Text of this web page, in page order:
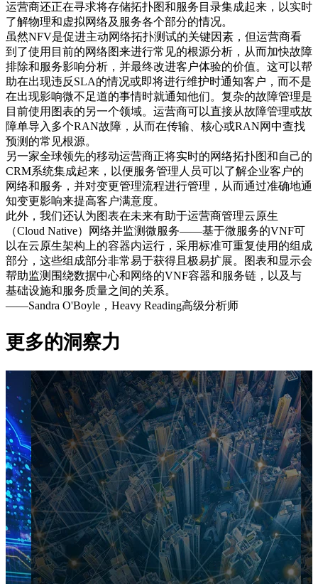
运营商还正在寻求将存储拓扑图和服务目录集成起来，以实时
了解物理和虚拟网络及服务各个部分的情况。
虽然NFV是促进主动网络拓扑测试的关键因素，但运营商看
到了使用目前的网络图来进行常见的根源分析，从而加快故障
排除和服务影响分析，并最终改进客户体验的价值。这可以帮
助在出现违反SLA的情况或即将进行维护时通知客户，而不是
在出现影响微不足道的事情时就通知他们。复杂的故障管理是
目前使用图表的另一个领域。运营商可以直接从故障管理或故
障单导入多个RAN故障，从而在传输、核心或RAN网中查找
预测的常见根源。
另一家全球领先的移动运营商正将实时的网络拓扑图和自己的
CRM系统集成起来，以便服务管理人员可以了解企业客户的
网络和服务，并对变更管理流程进行管理，从而通过准确地通
知变更影响来提高客户满意度。
此外，我们还认为图表在未来有助于运营商管理云原生
（Cloud Native）网络并监测微服务——基于微服务的VNF可
以在云原生架构上的容器内运行，采用标准可重复使用的组成
部分，这些组成部分非常易于获得且极易扩展。图表和显示会
帮助监测围绕数据中心和网络的VNF容器和服务链，以及与
基础设施和服务质量之间的关系。
——Sandra O'Boyle，Heavy Reading高级分析师
更多的洞察力